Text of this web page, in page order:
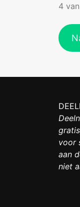
4
voor
aan
niet